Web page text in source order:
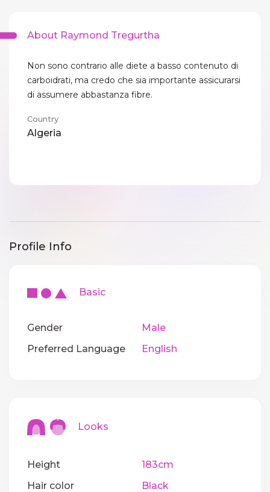
About Raymond Tregurtha
Non sono contrario alle diete a basso contenuto di
carboidrati, ma credo che sia importante assicurarsi
di assumere abbastanza fibre.
Country
Algeria
Profile Info
Basic
Gender
Male
Preferred Language
English
Looks
Height
183cm
Hair color
Black